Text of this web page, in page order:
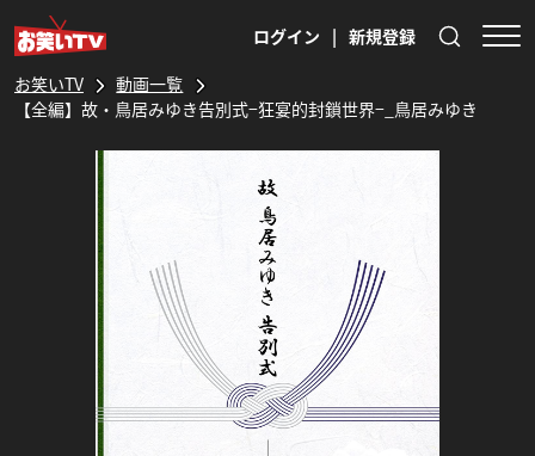
ログイン | 新規登録
お笑いTV
動画一覧
【全編】故・鳥居みゆき告別式−狂宴的封鎖世界−_鳥居みゆき